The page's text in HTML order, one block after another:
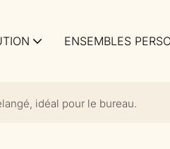
ENSEMBLES
idéal pour le bureau.